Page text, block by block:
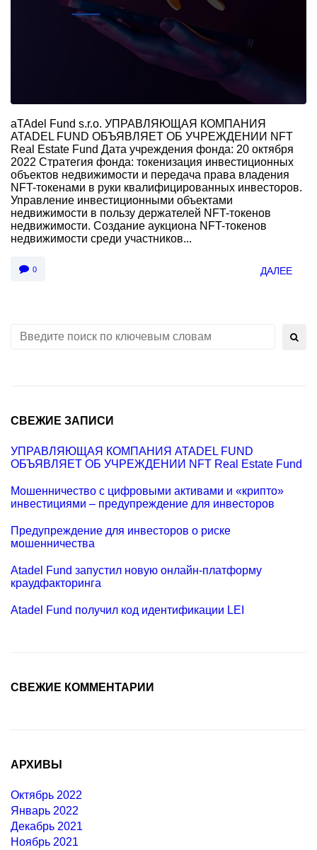
aTAdel Fund s.r.o. УПРАВЛЯЮЩАЯ КОМПАНИЯ
ATADEL FUND ОБЪЯВЛЯЕТ ОБ УЧРЕЖДЕНИИ NFT
Real Estate Fund Дата учреждения фонда: 20 октября
2022 Стратегия фонда: токенизация инвестиционных
объектов недвижимости и передача права владения
NFT-токенами в руки квалифицированных инвесторов.
Управление инвестиционными объектами
недвижимости в пользу держателей NFT-токенов
недвижимости. Создание аукциона NFT-токенов
недвижимости среди участников...
0 ДАЛЕЕ
o
:
СВЕЖИЕ ЗАПИСИ
УПРАВЛЯЮЩАЯ КОМПАНИЯ ATADEL FUND
ОБЪЯВЛЯЕТ ОБ УЧРЕЖДЕНИИ NFT Real Estate Fund
Мошенничество с цифровыми активами и «крипто»
инвестициями – предупреждение для инвесторов
Предупреждение для инвесторов о риске
мошенничества
Atadel Fund запустил новую онлайн-платформу
краудфакторинга
Atadel Fund получил код идентификации LEI
СВЕЖИЕ КОММЕНТАРИИ
АРХИВЫ
Октябрь 2022
Январь 2022
Декабрь 2021
Ноябрь 2021